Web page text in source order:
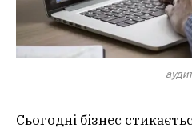
аудит
Сьогодні бізнес